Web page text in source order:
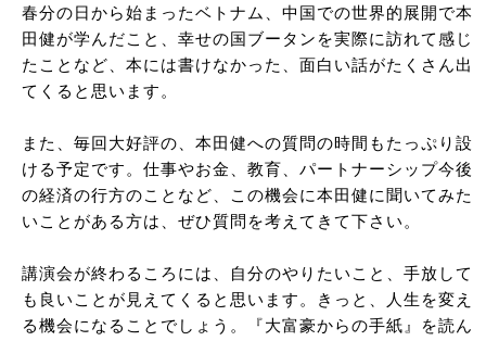
春分の日から始まったベトナム、中国での世界的展開で本
田健が学んだこと、幸せの国ブータンを実際に訪れて感じ
たことなど、本には書けなかった、面白い話がたくさん出
てくると思います。
また、毎回大好評の、本田健への質問の時間もたっぷり設
ける予定です。仕事やお金、教育、パートナーシップ今後
の経済の行方のことなど、この機会に本田健に聞いてみた
いことがある方は、ぜひ質問を考えてきて下さい。
講演会が終わるころには、自分のやりたいこと、手放して
も良いことが見えてくると思います。きっと、人生を変え
る機会になることでしょう。『大富豪からの手紙』を読ん